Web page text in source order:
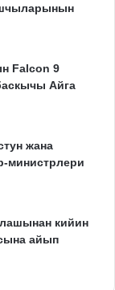
Falcon 9
Айга
жана
министрлери
кийин
айып